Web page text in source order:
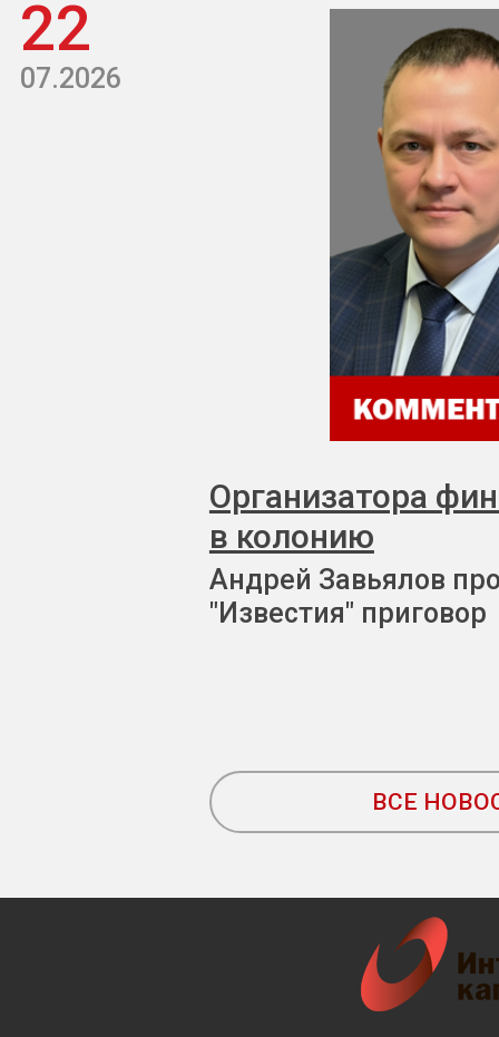
22
07.2026
Организатора
в колонию
Андрей Завьялов
"Известия" приговор
ВСЕ